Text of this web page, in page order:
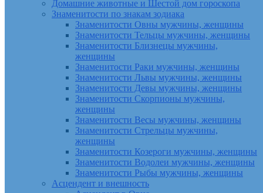
Домашние животные и Шестой дом гороскопа
Знаменитости по знакам зодиака
Знаменитости Овны мужчины, женщины
Знаменитости Тельцы мужчины, женщины
Знаменитости Близнецы мужчины,
женщины
Знаменитости Раки мужчины, женщины
Знаменитости Львы мужчины, женщины
Знаменитости Девы мужчины, женщины
Знаменитости Скорпионы мужчины,
женщины
Знаменитости Весы мужчины, женщины
Знаменитости Стрельцы мужчины,
женщины
Знаменитости Козероги мужчины, женщины
Знаменитости Водолеи мужчины, женщины
Знаменитости Рыбы мужчины, женщины
Асцендент и внешность